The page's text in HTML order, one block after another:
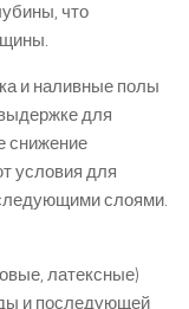
что
и наливные полы
для
снижение
условия для
слоями.
латексные)
и последующей